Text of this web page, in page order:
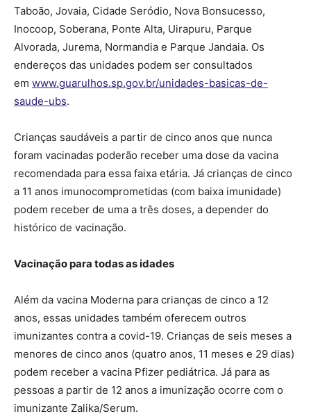
Taboão, Jovaia, Cidade Seródio, Nova Bonsucesso,
Inocoop, Soberana, Ponte Alta, Uirapuru, Parque
Alvorada, Jurema, Normandia e Parque Jandaia. Os
endereços das unidades podem ser consultados
em www.guarulhos.sp.gov.br/unidades-basicas-de-
saude-ubs.
Crianças saudáveis a partir de cinco anos que nunca
foram vacinadas poderão receber uma dose da vacina
recomendada para essa faixa etária. Já crianças de cinco
a 11 anos imunocomprometidas (com baixa imunidade)
podem receber de uma a três doses, a depender do
histórico de vacinação.
Vacinação para todas as idades
Além da vacina Moderna para crianças de cinco a 12
anos, essas unidades também oferecem outros
imunizantes contra a covid-19. Crianças de seis meses a
menores de cinco anos (quatro anos, 11 meses e 29 dias)
podem receber a vacina Pfizer pediátrica. Já para as
pessoas a partir de 12 anos a imunização ocorre com o
imunizante Zalika/Serum.